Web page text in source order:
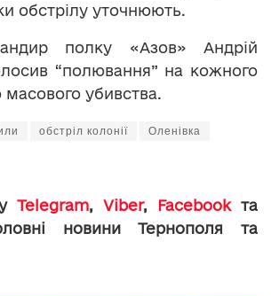
обстрілу уточнюють.
полку «Азов» Андрій
“полювання” на кожного
масового убивства.
обстріл колонії Оленівка
Telegram, Viber, Facebookта
новини Тернополя та